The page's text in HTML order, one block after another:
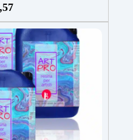
żywicy epoksydowej
żywicy
+ 100 przydatnych
Zawiera: 500
suszone
z literami, breloczki,
ponad 100